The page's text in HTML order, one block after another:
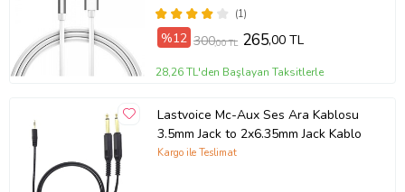
(1)
%12 300,00 TL 265,00 TL
28,26 TL'den Başlayan Taksitlerle
Lastvoice Mc-Aux Ses Ara Kablosu
3.5mm Jack to 2x6.35mm Jack Kablo
Kargo ile Teslimat